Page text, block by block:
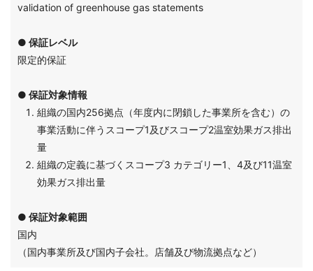
validation of greenhouse gas statements
● 保証レベル
限定的保証
● 保証対象情報
組織の国内256拠点（年度内に閉鎖した事業所を含む）の
事業活動に伴うスコープ1及びスコープ2温室効果ガス排出
量
組織の定義に基づくスコープ3 カテゴリー1、4及び11温室
効果ガス排出量
● 保証対象範囲
国内
（国内事業所及び国内子会社。店舗及び物流拠点など）